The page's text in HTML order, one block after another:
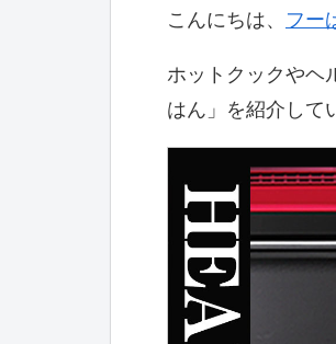
こんにちは、 フー
ホットクックやヘ
はん」を紹介して